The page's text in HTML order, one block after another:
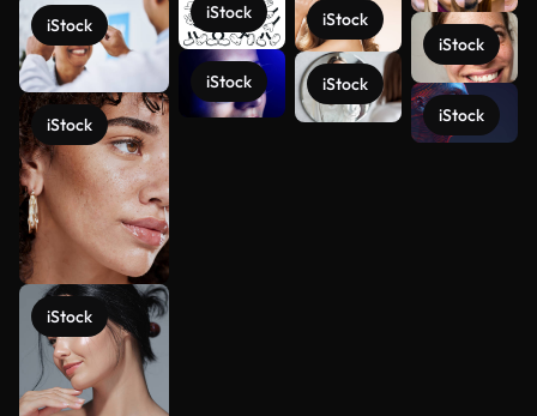
iStock
iStock
iStock
iStock
iStock
iStock
iStock
iStock
iStock